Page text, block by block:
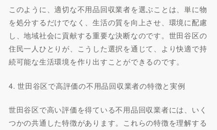
このように、適切な不用品回収業者を選ぶことは、単に物
を処分するだけでなく、生活の質を向上させ、環境に配慮
し、地域社会に貢献する重要な決断なのです。世田谷区の
住民一人ひとりが、こうした選択を通じて、より快適で持
続可能な生活環境を作り出すことができるのです。
4. 世田谷区で高評価の不用品回収業者の特徴と実例
世田谷区で高い評価を得ている不用品回収業者には、いく
つかの共通した特徴があります。これらの特徴を理解する